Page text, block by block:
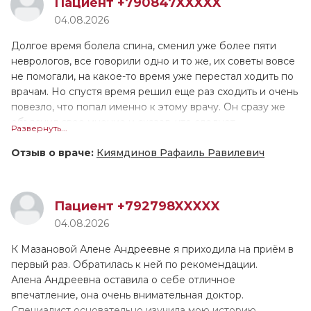
дополнительно сделала ЭКГ. Приём длился больше часа,
ещё ни 1 врач не принимал меня настолько долго!
Валентина Геннадьевна назначила лечение, и сейчас мы
поддерживаем связь, контролируем моё состояние.
Причём она не только подробно расписала как
принимать препараты, но и устно всё проговорила. У
меня довольно сложный, не рядовой случай, поэтому
ритм пока не восстановился, но мы надеемся, что всё
наладится. Если это лечение не поможет, в августе
снова обращусь к В.Г. Тарасовой.
04.08.2026
Долгое время болела спина, сменил уже более пяти
неврологов, все говорили одно и то же, их советы вовсе
не помогали, на какое-то время уже перестал ходить по
врачам. Но спустя время решил еще раз сходить и очень
повезло, что попал именно к этому врачу. Он сразу же
объяснил свое мнение и сказал, что следует
себя я выявил, что иглоукалывание мне очень подошло,
Развернуть...
Отзыв о враче: Киямдинов Рафаиль Равилевич
Пациент +792798XXXXX
04.08.2026
К Мазановой Алене Андреевне я приходила на приём в
первый раз. Обратилась к ней по рекомендации.
Алена Андреевна оставила о себе отличное
впечатление, она очень внимательная доктор.